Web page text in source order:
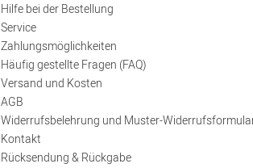
Hilfe bei der Bestellung
Service
Zahlungsmöglichkeiten
Häufig gestellte Fragen (FAQ)
Versand und Kosten
AGB
Widerrufsbelehrung und Muster-
Kontakt
Rücksendung & Rückgabe